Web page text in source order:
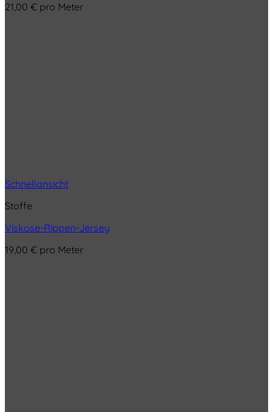
21,00 € pro Meter
Schnellansicht
Stoffe
Viskose-Rippen-Jersey
19,00 € pro Meter